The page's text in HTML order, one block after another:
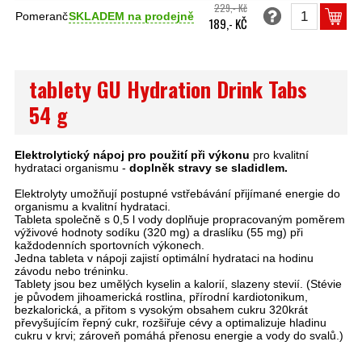
PomerančSKLADEM na prodejně
229,- Kč
189,- KČ
tablety GU Hydration Drink Tabs
54 g
Elektrolytický nápoj pro použití při výkonu pro kvalitní
hydrataci organismu - doplněk stravy se sladidlem.
Elektrolyty umožňují postupné vstřebávání přijímané energie do
organismu a kvalitní hydrataci.
Tableta společně s 0,5 l vody doplňuje propracovaným poměrem
výživové hodnoty sodíku (320 mg) a draslíku (55 mg) při
každodenních sportovních výkonech.
Jedna tableta v nápoji zajistí optimální hydrataci na hodinu
závodu nebo tréninku.
Tablety jsou bez umělých kyselin a kalorií, slazeny stevií. (Stévie
je původem jihoamerická rostlina, přírodní kardiotonikum,
bezkalorická, a přitom s vysokým obsahem cukru 320krát
převyšujícím řepný cukr, rozšiřuje cévy a optimalizuje hladinu
cukru v krvi; zároveň pomáhá přenosu energie a vody do svalů.)